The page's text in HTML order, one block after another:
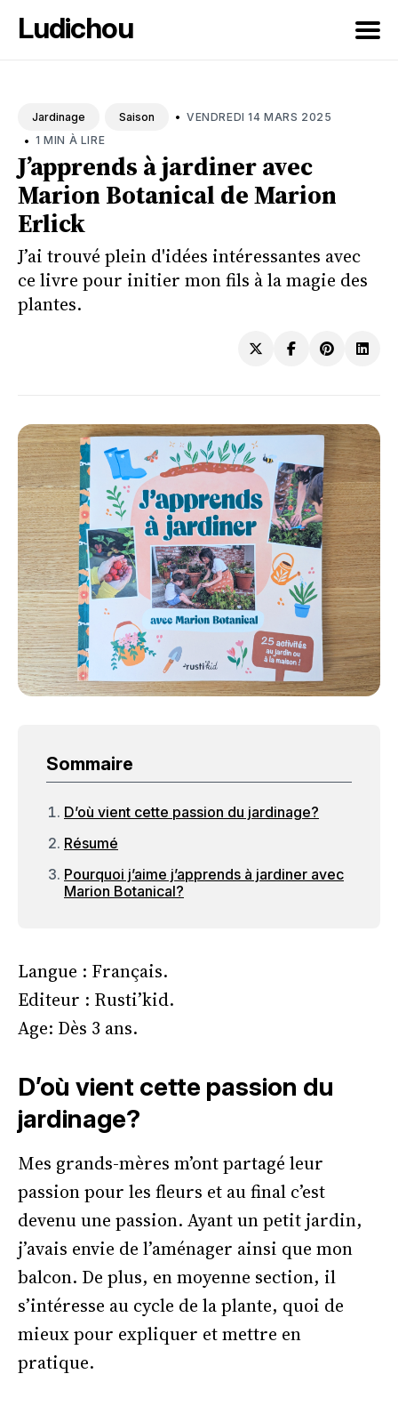
Ludichou
blog
Jardinage Saison • VENDREDI 14 MARS 2025
• 1 MIN À LIRE
J’apprends à jardiner avec
Marion Botanical de Marion
Erlick
J’ai trouvé plein d'idées intéressantes avec
ce livre pour initier mon fils à la magie des
plantes.
Sommaire
D’où vient cette passion du jardinage?
Résumé
Pourquoi j’aime j’apprends à jardiner avec
Marion Botanical?
Langue : Français.
Editeur : Rusti’kid.
Age: Dès 3 ans.
D’où vient cette passion du
jardinage?
Mes grands-mères m’ont partagé leur
passion pour les fleurs et au final c’est
devenu une passion. Ayant un petit jardin,
j’avais envie de l’aménager ainsi que mon
balcon. De plus, en moyenne section, il
s’intéresse au cycle de la plante, quoi de
mieux pour expliquer et mettre en
pratique.